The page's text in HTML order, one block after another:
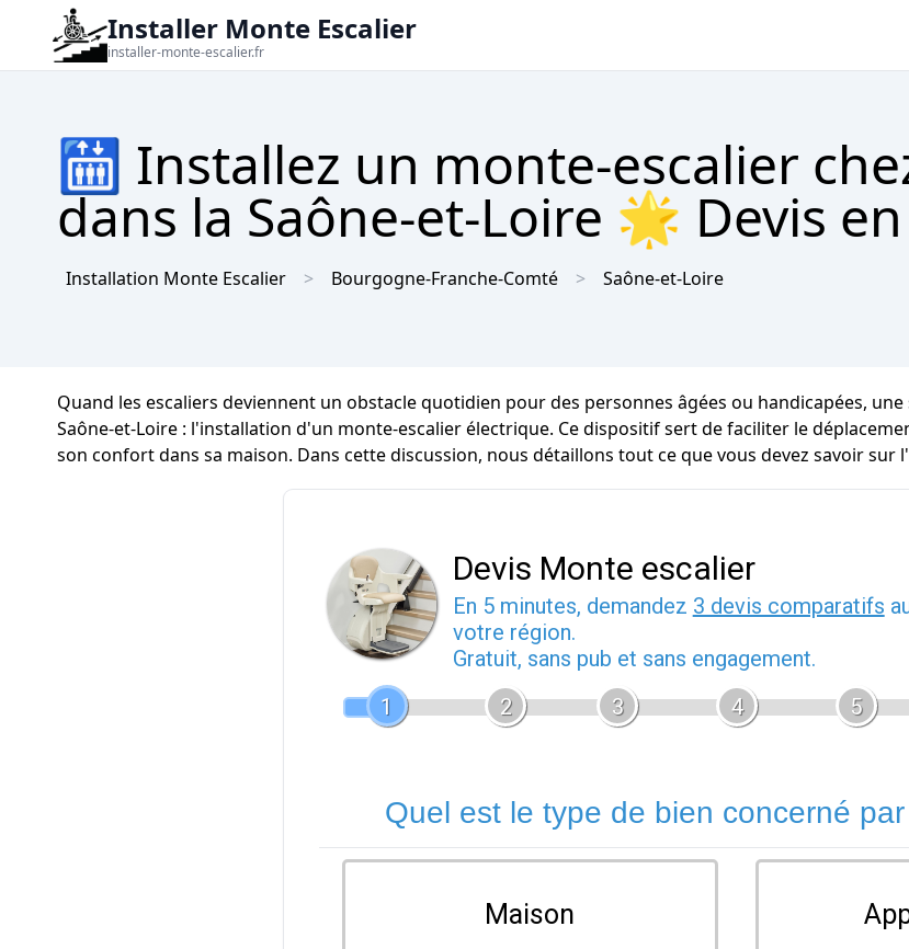
Installer Monte Escalier
installer-monte-escalier.fr
🛗 Installez un monte-escalier
dans la Saône-et-Loire 🌟 Devis
Installation Monte Escalier Bourgogne-Franche-Comté Saône-et-Loire
Quand les escaliers deviennent un obstacle quotidien pour des personnes âgées ou handicapées,
Saône-et-Loire : l'installation d'un monte-escalier électrique. Ce dispositif sert de faciliter le
son confort dans sa maison. Dans cette discussion, nous détaillons tout ce que vous devez savoir
Devis Monte escalier
En 5 minutes, demandez 3 devis comparatifs
votre région.
Gratuit, sans pub et sans engagement.
1
2 3 4 5
Quel est le type de bien concerné
Maison